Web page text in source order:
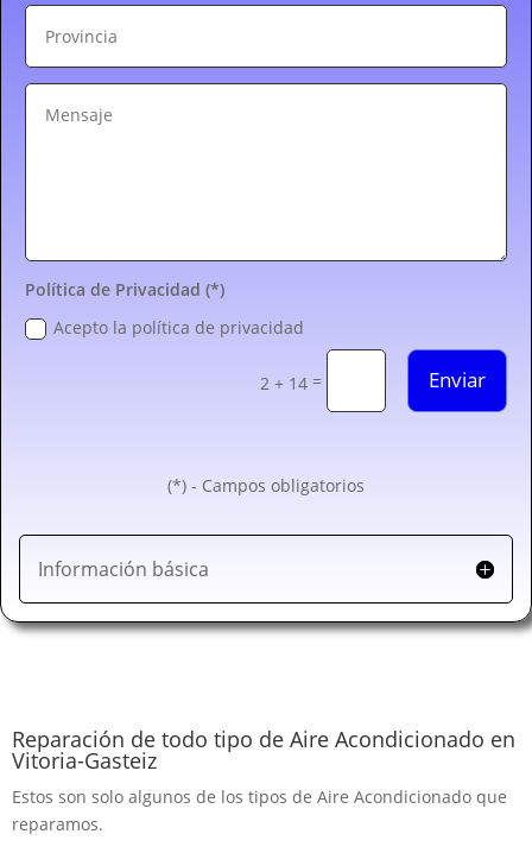
Política de Privacidad (*)
Acepto la política de privacidad
2 + 14 = Enviar
(*) - Campos obligatorios
Información básica
Reparación de todo tipo de Aire Acondicionado en
Vitoria-Gasteiz
Estos son solo algunos de los tipos de Aire Acondicionado que
reparamos.